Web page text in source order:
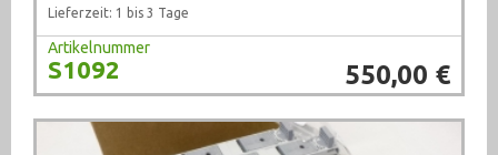
Lieferzeit: 1 bis 3 Tage
Artikelnummer
S1092 550,00 €